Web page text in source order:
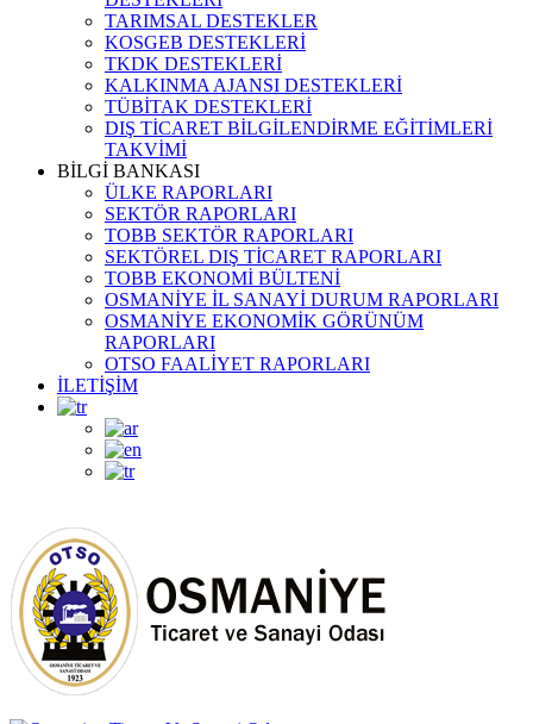
TARIMSAL DESTEKLER
KOSGEB DESTEKLERİ
TKDK DESTEKLERİ
KALKINMA AJANSI DESTEKLERİ
TÜBİTAK DESTEKLERİ
DIŞ TİCARET BİLGİLENDİRME EĞİTİMLERİ
TAKVİMİ
BİLGİ BANKASI
ÜLKE RAPORLARI
SEKTÖR RAPORLARI
TOBB SEKTÖR RAPORLARI
SEKTÖREL DIŞ TİCARET RAPORLARI
TOBB EKONOMİ BÜLTENİ
OSMANİYE İL SANAYİ DURUM RAPORLARI
OSMANİYE EKONOMİK GÖRÜNÜM
RAPORLARI
OTSO FAALİYET RAPORLARI
İLETİŞİM